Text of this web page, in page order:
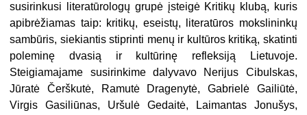
susirinkusi literatū­rologų grupė įsteigė Kritikų klubą, kuris
apibrėžiamas taip: kritikų, eseistų, literatūros mokslininkų
sambūris, siekiantis stiprinti menų ir kultūros kritiką, skatinti
poleminę dvasią ir kultūrinę refleksiją Lietuvoje.
Steigiamajame susi­rinkime dalyvavo Nerijus Cibulskas,
Jūratė Čerškutė, Ramutė Dragenytė, Gab­rielė Gailiūtė,
Virgis Gasiliūnas, Uršulė Gedaitė, Laimantas Jonušys,